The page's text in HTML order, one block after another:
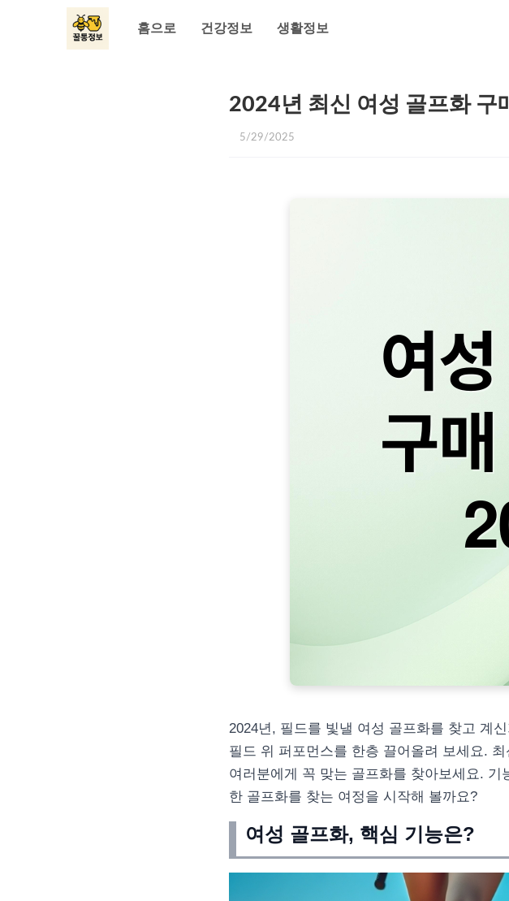
홈으로 건강정보 생활정보
2024년 최신 여성 골프화 구
5/29/2025
2024년, 필드를 빛낼 여성 골프화를 찾고 계
필드 위 퍼포먼스를 한층 끌어올려 보세요.
여러분에게 꼭 맞는 골프화를 찾아보세요.
한 골프화를 찾는 여정을 시작해 볼까요?
여성 골프화, 핵심 기능은?